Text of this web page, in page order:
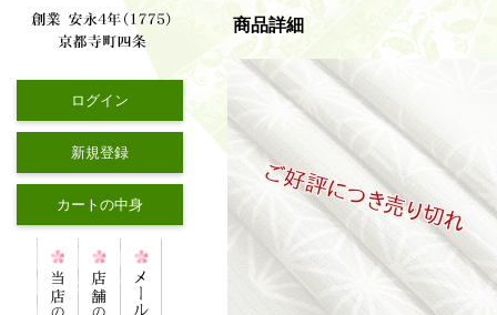
ログイン
新規登録
カートの中身
商品詳細